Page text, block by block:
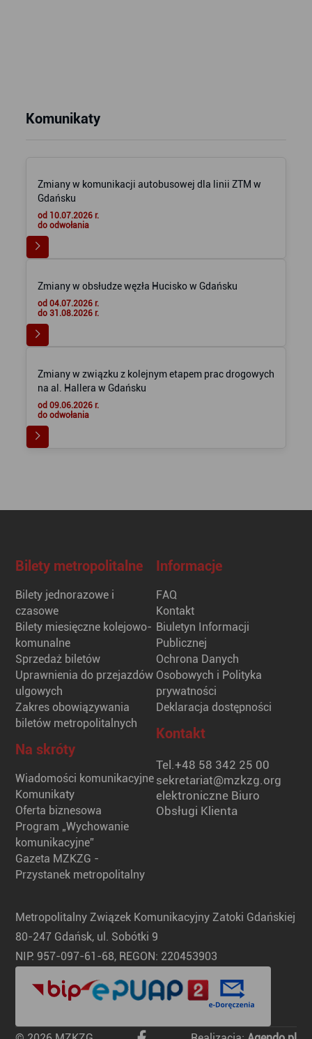
Komunikaty
Zmiany w komunikacji autobusowej dla linii ZTM w
Gdańsku
od 10.07.2026 r.
do odwołania
Zmiany w obsłudze węzła Hucisko w Gdańsku
od 04.07.2026 r.
do 31.08.2026 r.
Zmiany w związku z kolejnym etapem prac drogowych
na al. Hallera w Gdańsku
od 09.06.2026 r.
do odwołania
Bilety metropolitalne
Bilety jednorazowe i
czasowe
Bilety miesięczne kolejowo-
komunalne
Sprzedaż biletów
Uprawnienia do przejazdów
ulgowych
Zakres obowiązywania
biletów metropolitalnych
Na skróty
Wiadomości komunikacyjne
Komunikaty
Oferta biznesowa
Program „Wychowanie
komunikacyjne”
Gazeta MZKZG -
Przystanek metropolitalny
Informacje
FAQ
Kontakt
Biuletyn Informacji
Publicznej
Ochrona Danych
Osobowych i Polityka
prywatności
Deklaracja dostępności
Kontakt
Tel.+48 58 342 25 00
sekretariat@mzkzg.org
elektroniczne Biuro
Obsługi Klienta
Metropolitalny Związek Komunikacyjny Zatoki Gdańskiej
80-247 Gdańsk, ul. Sobótki 9
NIP: 957-097-61-68, REGON: 220453903